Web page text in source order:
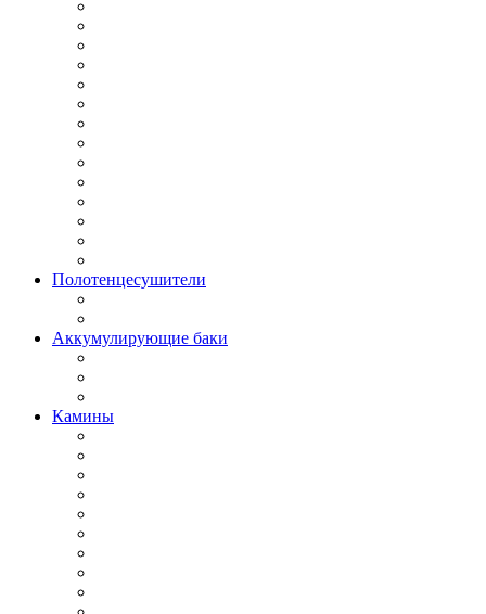
Полотенцесушители
Аккумулирующие баки
Камины